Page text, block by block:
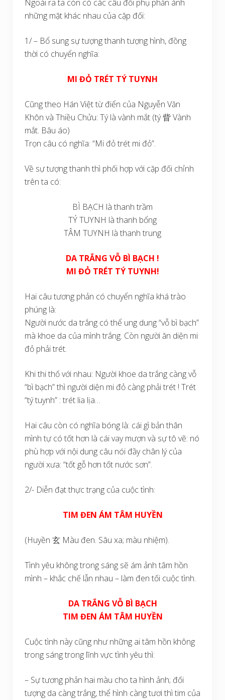
Ngoài ra ta còn có các câu đối phụ phản ánh
những mặt khác nhau của cặp đối:
1/ – Bổ sung sự tượng thanh tượng hình, đồng
thời có chuyển nghĩa:
MI ĐỎ TRÉT TÝ TUYNH
Cũng theo Hán Việt từ điển của Nguyễn Văn
Khôn và Thiều Chửu: Tý là vành mắt (tý 眥 Vành
mắt. Bâu áo)
Trọn câu có nghĩa: “Mi đỏ trét mi đỏ”.
Về sự tượng thanh thì phối hợp với cặp đối chỉnh
trên ta có:
BÌ BẠCH là thanh trầm
TÝ TUYNH là thanh bổng
TÂM TUYNH là thanh trung
DA TRẮNG VỖ BÌ BẠCH !
MI ĐỎ TRÉT TÝ TUYNH!
Hai câu tương phản có chuyển nghĩa khá trào
phúng là:
Người nước da trắng có thể ung dung “vỗ bì bạch”
mà khoe da của mình trắng. Còn người ăn diện mi
đỏ phải trét.
Khi thi thố với nhau: Người khoe da trắng càng vỗ
“bì bạch” thì người diện mi đỏ càng phải trét ! Trét
“tý tuynh” : trét lia lịa…
Hai câu còn có nghĩa bóng là: cái gì bản thân
mình tự có tốt hơn là cái vay mượn và sự tô vẽ: nó
phù hợp với nội dung câu nói đầy chân lý của
người xưa: “tốt gỗ hơn tốt nước sơn”.
2/- Diễn đạt thực trạng của cuộc tình:
TIM ĐEN ÁM TÂM HUYỀN
(Huyền 玄 Màu đen. Sâu xa; màu nhiệm).
Tình yêu không trong sáng sẽ ám ảnh tâm hồn
mình – khắc chế lẫn nhau – làm đen tối cuộc tình.
DA TRẮNG VỖ BÌ BẠCH
TIM ĐEN ÁM TÂM HUYỀN
Cuộc tình này cũng như những ai tâm hồn không
trong sáng trong lĩnh vực tình yêu thì:
– Sự tương phản hai màu cho ta hình ảnh; đối
tượng da càng trắng, thể hình càng tươi thì tim của